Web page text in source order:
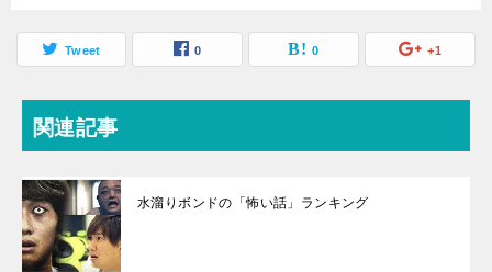
Tweet 0 0 +1
関連記事
水溜りボンドの「怖い話」ランキング